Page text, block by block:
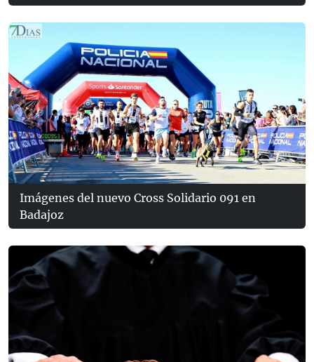
Imágenes del nuevo Cross Solidario 091 en
Badajoz